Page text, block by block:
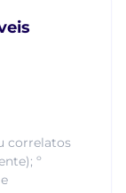
correlatos
º